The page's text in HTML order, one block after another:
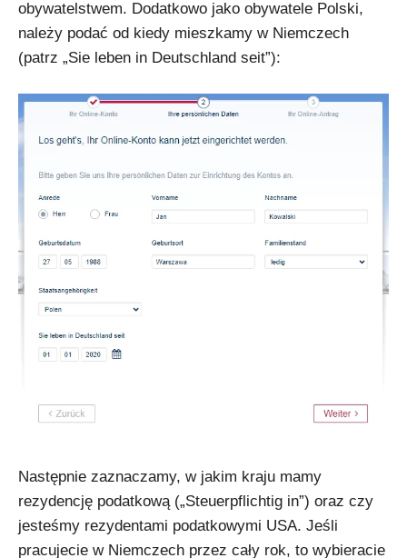
obywatelstwem. Dodatkowo jako obywatele Polski,
należy podać od kiedy mieszkamy w Niemczech
(patrz „Sie leben in Deutschland seit”):
Następnie zaznaczamy, w jakim kraju mamy
rezydencję podatkową („Steuerpflichtig in”) oraz czy
jesteśmy rezydentami podatkowymi USA. Jeśli
pracujecie w Niemczech przez cały rok, to wybieracie